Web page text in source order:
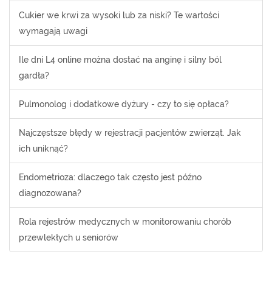
Cukier we krwi za wysoki lub za niski? Te wartości
wymagają uwagi
Ile dni L4 online można dostać na anginę i silny ból
gardła?
Pulmonolog i dodatkowe dyżury - czy to się opłaca?
Najczęstsze błędy w rejestracji pacjentów zwierząt. Jak
ich uniknąć?
Endometrioza: dlaczego tak często jest późno
diagnozowana?
Rola rejestrów medycznych w monitorowaniu chorób
przewlekłych u seniorów